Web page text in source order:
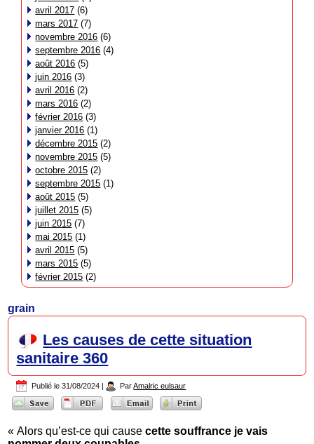
avril 2017 (6)
mars 2017 (7)
novembre 2016 (6)
septembre 2016 (4)
août 2016 (5)
juin 2016 (3)
avril 2016 (2)
mars 2016 (2)
février 2016 (3)
janvier 2016 (1)
décembre 2015 (2)
novembre 2015 (5)
octobre 2015 (2)
septembre 2015 (1)
août 2015 (5)
juillet 2015 (5)
juin 2015 (7)
mai 2015 (1)
avril 2015 (5)
mars 2015 (5)
février 2015 (2)
grain
Les causes de cette situation
sanitaire 360
Publié le 31/08/2024 | Par Amalric eulsaur
« Alors qu’est-ce qui causecette souffrance je vais